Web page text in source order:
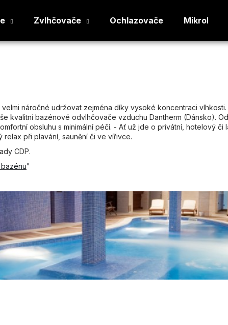
Zvlhčovače Ochlazovače
náročné udržovat zejména díky vysoké koncentraci
kvalitní bazénové odvlhčovače vzduchu Dantherm (Dánsko).
obsluhu s minimální péčí. - Ať už jde o privátní, hotelový
relax při plavání, saunění či ve vířivce.
CDP.
"
Doporučujeme
A PRŮMYSLOVÝ
DANTHERM AD 995
OKAMŽITÝ ⟲ CASHBACK
100 Kč
STAVEBNÍ A
+ OKAMŽITÝ
101 800 Kč